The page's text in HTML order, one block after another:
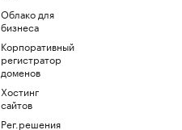
Облако для
бизнеса
Корпоративный
регистратор
доменов
Хостинг
сайтов
Рег.решения